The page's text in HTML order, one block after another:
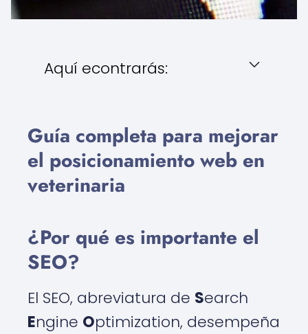
Aquí econtrarás:
Guía completa para mejorar
el posicionamiento web en
veterinaria
¿Por qué es importante el
SEO?
El SEO, abreviatura de Search
Engine Optimization, desempeña